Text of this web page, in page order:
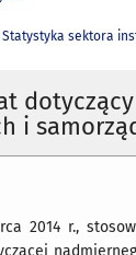
Statystyka sektora
i
2014 r.,